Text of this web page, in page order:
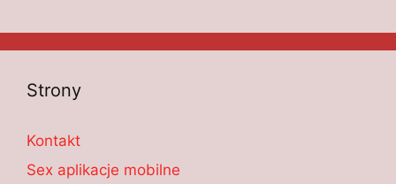
Strony
Kontakt
Sex aplikacje mobilne